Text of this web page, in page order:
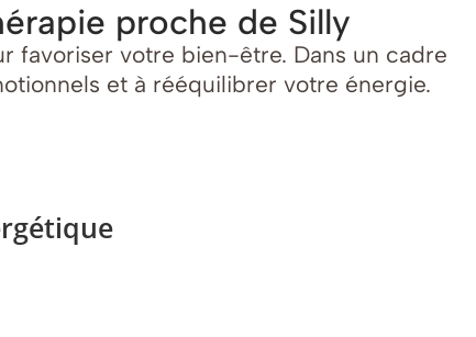
proche de Silly
favoriser votre bien-être. Dans un cadre
et à rééquilibrer votre énergie.